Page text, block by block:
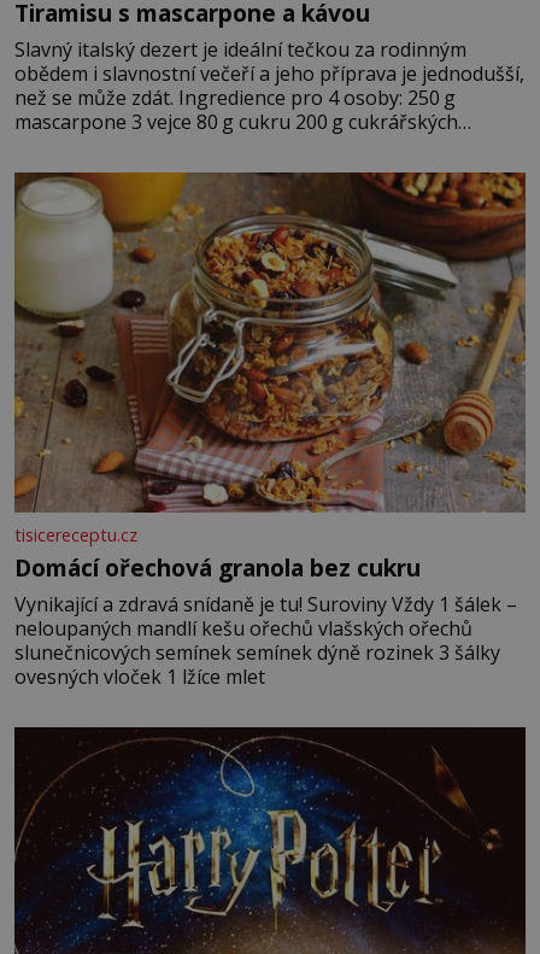
Tiramisu s mascarpone a kávou
Slavný italský dezert je ideální tečkou za rodinným
obědem i slavnostní večeří a jeho příprava je jednodušší,
než se může zdát. Ingredience pro 4 osoby: 250 g
mascarpone 3 vejce 80 g cukru 200 g cukrářských
posypání Postup: Oddělte žloutky od bílků. Žloutky
vyšlehejte s cukrem do světlé pěny a postupně do nich
vmíchejte mascarpone, aby vznikl hladký
tisicereceptu.cz
Domácí ořechová granola bez cukru
Vynikající a zdravá snídaně je tu! Suroviny Vždy 1 šálek –
neloupaných mandlí kešu ořechů vlašských ořechů
slunečnicových semínek semínek dýně rozinek 3 šálky
ovesných vloček 1 lžíce mlet